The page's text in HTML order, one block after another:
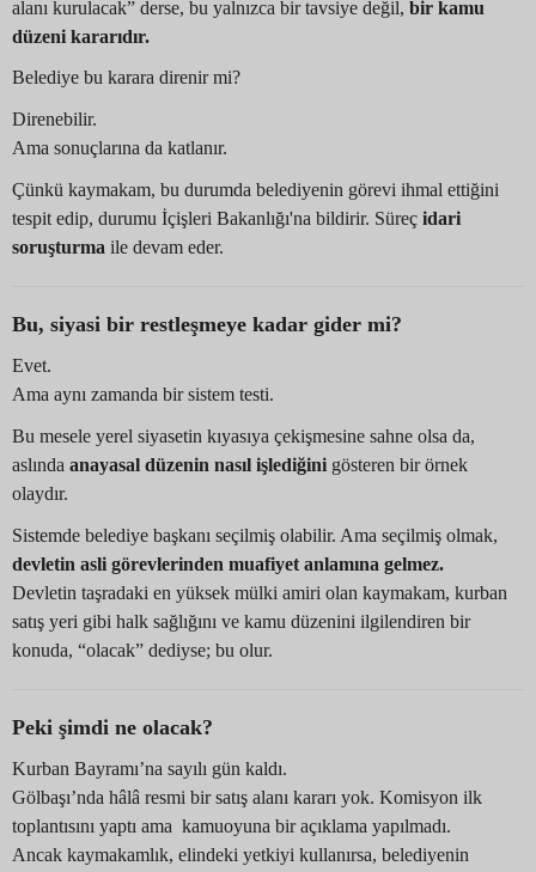
alanı kurulacak” derse, bu yalnızca bir tavsiye değil, bir kamu
düzeni kararıdır.
Belediye bu karara direnir mi?
Direnebilir.
Ama sonuçlarına da katlanır.
Çünkü kaymakam, bu durumda belediyenin görevi ihmal ettiğini
tespit edip, durumu İçişleri Bakanlığı'na bildirir. Süreç idari
soruşturma ile devam eder.
Bu, siyasi bir restleşmeye kadar gider mi?
Evet.
Ama aynı zamanda bir sistem testi.
Bu mesele yerel siyasetin kıyasıya çekişmesine sahne olsa da,
aslında anayasal düzenin nasıl işlediğini gösteren bir örnek
olaydır.
Sistemde belediye başkanı seçilmiş olabilir. Ama seçilmiş olmak,
devletin asli görevlerinden muafiyet anlamına gelmez.
Devletin taşradaki en yüksek mülki amiri olan kaymakam, kurban
satış yeri gibi halk sağlığını ve kamu düzenini ilgilendiren bir
konuda, “olacak” dediyse; bu olur.
Peki şimdi ne olacak?
Kurban Bayramı’na sayılı gün kaldı.
Gölbaşı’nda hâlâ resmi bir satış alanı kararı yok. Komisyon ilk
toplantısını yaptı ama kamuoyuna bir açıklama yapılmadı.
Ancak kaymakamlık, elindeki yetkiyi kullanırsa, belediyenin